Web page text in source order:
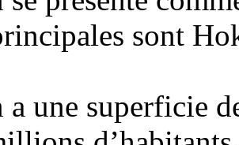
sont
a une superficie